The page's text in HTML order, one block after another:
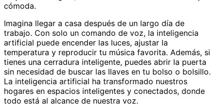
cómoda.
Imagina llegar a casa después de un largo día de
trabajo. Con solo un comando de voz, la inteligencia
artificial puede encender las luces, ajustar la
temperatura y reproducir tu música favorita. Además, si
tienes una cerradura inteligente, puedes abrir la puerta
sin necesidad de buscar las llaves en tu bolso o bolsillo.
La inteligencia artificial ha transformado nuestros
hogares en espacios inteligentes y conectados, donde
todo está al alcance de nuestra voz.